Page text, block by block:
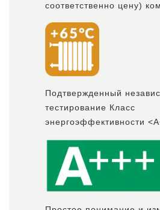
соответственно цену)
Подтвержденный
тестирование Класс
энергоэффективности